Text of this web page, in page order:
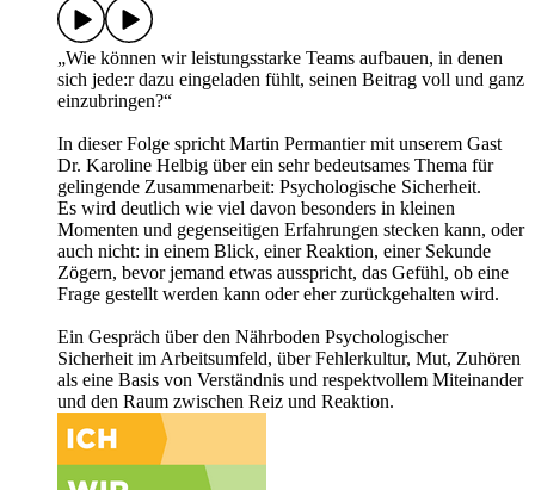
„Wie können wir leistungsstarke Teams aufbauen, in denen
sich jede:r dazu eingeladen fühlt, seinen Beitrag voll und ganz
einzubringen?“
In dieser Folge spricht Martin Permantier mit unserem Gast
Dr. Karoline Helbig über ein sehr bedeutsames Thema für
gelingende Zusammenarbeit: Psychologische Sicherheit.
Es wird deutlich wie viel davon besonders in kleinen
Momenten und gegenseitigen Erfahrungen stecken kann, oder
auch nicht: in einem Blick, einer Reaktion, einer Sekunde
Zögern, bevor jemand etwas ausspricht, das Gefühl, ob eine
Frage gestellt werden kann oder eher zurückgehalten wird.
Ein Gespräch über den Nährboden Psychologischer
Sicherheit im Arbeitsumfeld, über Fehlerkultur, Mut, Zuhören
als eine Basis von Verständnis und respektvollem Miteinander
und den Raum zwischen Reiz und Reaktion.